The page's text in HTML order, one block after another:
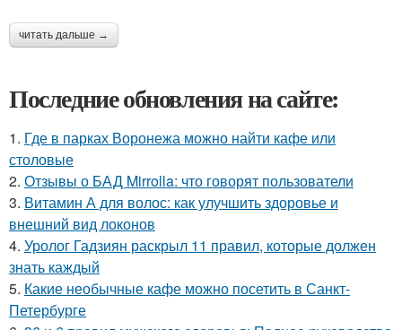
читать дальше →
Последние обновления на сайте:
1. Где в парках Воронежа можно найти кафе или
столовые
2. Отзывы о БАД Mirrolla: что говорят пользователи
3. Витамин А для волос: как улучшить здоровье и
внешний вид локонов
4. Уролог Гадзиян раскрыл 11 правил, которые должен
знать каждый
5. Какие необычные кафе можно посетить в Санкт-
Петербурге